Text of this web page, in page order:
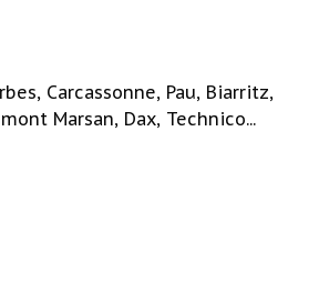
Carcassonne, Pau, Biarritz,
Marsan, Dax, Technico...